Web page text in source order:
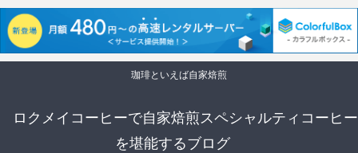
珈琲といえば自家焙煎
ロクメイコーヒーで自家焙煎スペシャルティコーヒー
を堪能するブログ